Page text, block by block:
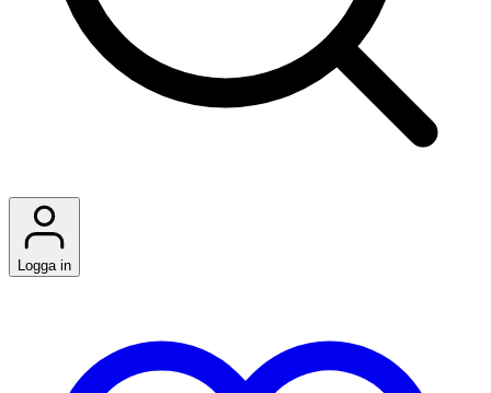
Logga in